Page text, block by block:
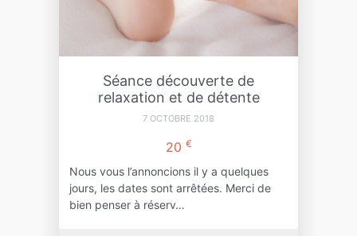
Séance découverte de
relaxation et de détente
7 OCTOBRE 2018
20 €
Nous vous l’annoncions il y a quelques
jours, les dates sont arrêtées. Merci de
bien penser à réserv…